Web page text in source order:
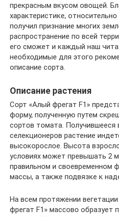
прекрасным вкусом овощей.
характеристике,
получил признание многих
распространение по всей
его сможет и каждый наш
необходимые для этого
описание сорта.
Описание растения
Сорт «Алый фрегат F1»
форму, полученную путем
сортов томата. Получившееся
селекционеров растение
высокорослое. Высота
условиях может превышать 2
правильном и своевременном
массы, а также подвязке к
На всем протяжении
фрегат F1» массово образует